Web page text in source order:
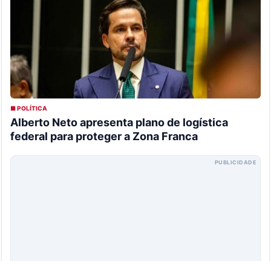
■ POLÍTICA
Alberto Neto apresenta plano de logística
federal para proteger a Zona Franca
PUBLICIDADE